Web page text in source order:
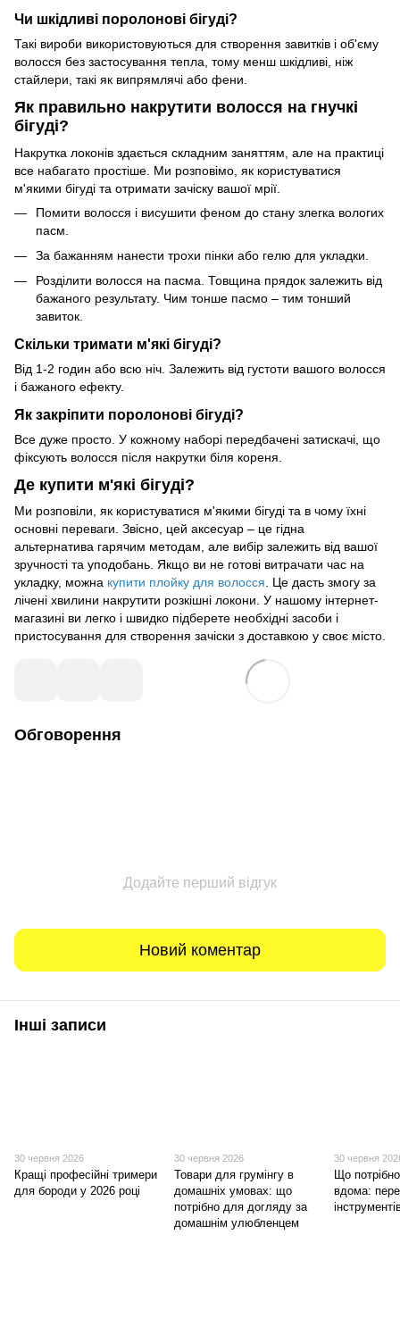
Чи шкідливі поролонові бігуді?
Такі вироби використовуються для створення завитків і об'єму
волосся без застосування тепла, тому менш шкідливі, ніж
стайлери, такі як випрямлячі або фени.
Як правильно накрутити волосся на гнучкі
бігуді?
Накрутка локонів здається складним заняттям, але на практиці
все набагато простіше. Ми розповімо, як користуватися
м'якими бігуді та отримати зачіску вашої мрії.
Помити волосся і висушити феном до стану злегка вологих
пасм.
За бажанням нанести трохи пінки або гелю для укладки.
Розділити волосся на пасма. Товщина прядок залежить від
бажаного результату. Чим тонше пасмо – тим тонший
завиток.
Скільки тримати м'які бігуді?
Від 1-2 годин або всю ніч. Залежить від густоти вашого волосся
і бажаного ефекту.
Як закріпити поролонові бігуді?
Все дуже просто. У кожному наборі передбачені затискачі, що
фіксують волосся після накрутки біля кореня.
Де купити м'які бігуді?
Ми розповіли, як користуватися м'якими бігуді та в чому їхні
основні переваги. Звісно, цей аксесуар – це гідна
альтернатива гарячим методам, але вибір залежить від вашої
зручності та уподобань. Якщо ви не готові витрачати час на
укладку, можна купити плойку для волосся. Це дасть змогу за
лічені хвилини накрутити розкішні локони. У нашому інтернет-
магазині ви легко і швидко підберете необхідні засоби і
пристосування для створення зачіски з доставкою у своє місто.
Обговорення
Додайте перший відгук
Новий коментар
Інші записи
30 червня 2026
Кращі професійні тримери
для бороди у 2026 році
30 червня 2026
Товари для грумінгу в
домашніх умовах: що
потрібно для догляду за
домашнім улюбленцем
30 червня
Що
вдома: